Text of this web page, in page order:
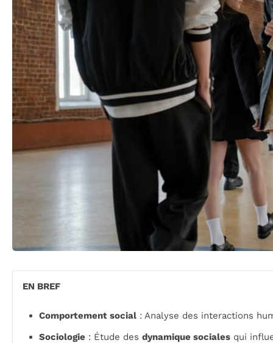
EN BREF
Comportement social : Analyse des interactions
Sociologie : Étude des dynamique sociales qui